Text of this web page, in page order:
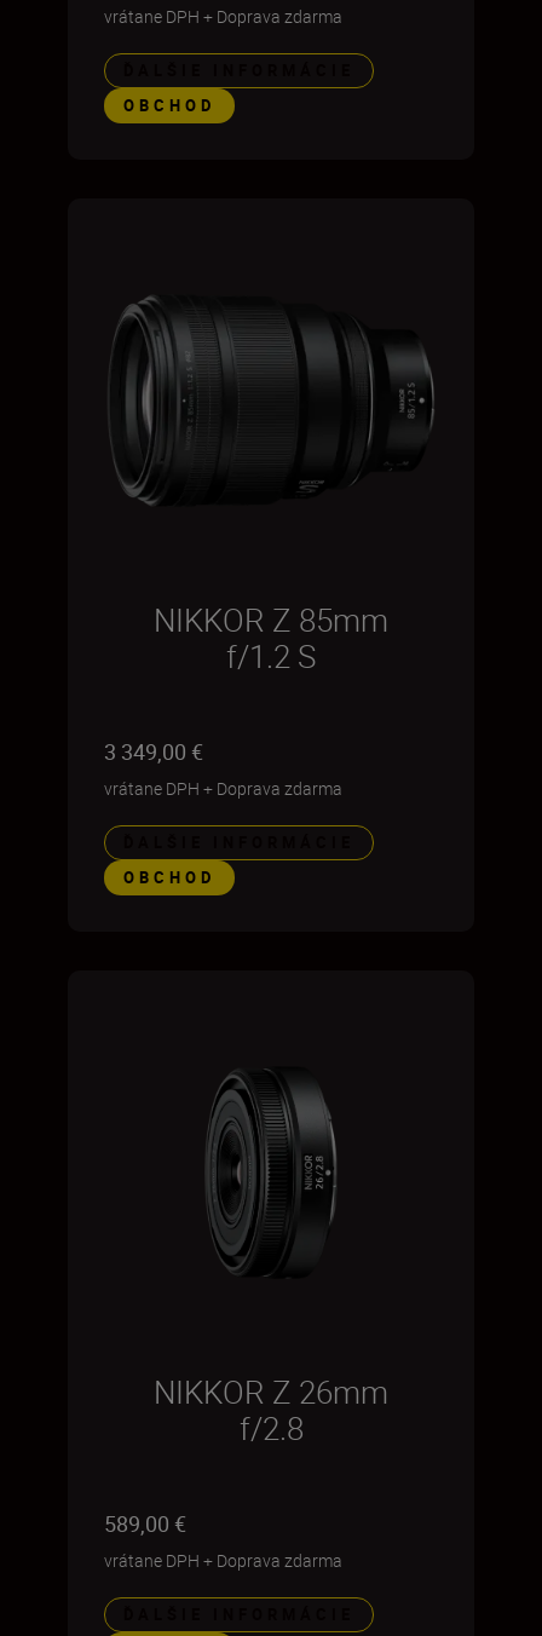
vrátane DPH + Doprava zdarma
OBCHOD
NIKKOR Z 85mm
f/1.2 S
3 349,00 €
vrátane DPH + Doprava zdarma
OBCHOD
NIKKOR Z 26mm
f/2.8
589,00 €
vrátane DPH + Doprava zdarma